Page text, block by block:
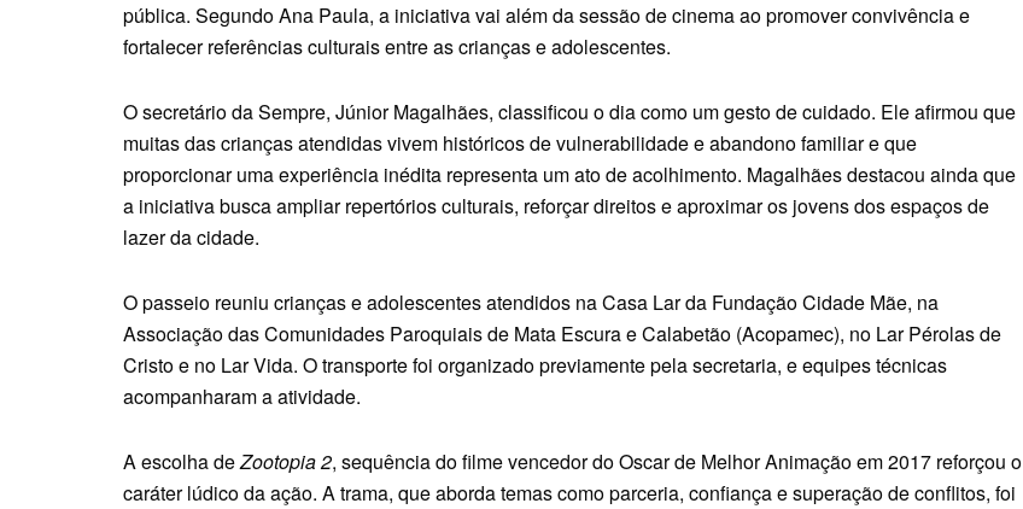
pública. Segundo Ana Paula, a iniciativa vai além da sessão de cinema ao promover convivência e
fortalecer referências culturais entre as crianças e adolescentes.
O secretário da Sempre, Júnior Magalhães, classificou o dia como um gesto de cuidado. Ele afirmou que
muitas das crianças atendidas vivem históricos de vulnerabilidade e abandono familiar e que
proporcionar uma experiência inédita representa um ato de acolhimento. Magalhães destacou ainda que
a iniciativa busca ampliar repertórios culturais, reforçar direitos e aproximar os jovens dos espaços de
lazer da cidade.
O passeio reuniu crianças e adolescentes atendidos na Casa Lar da Fundação Cidade Mãe, na
Associação das Comunidades Paroquiais de Mata Escura e Calabetão (Acopamec), no Lar Pérolas de
Cristo e no Lar Vida. O transporte foi organizado previamente pela secretaria, e equipes técnicas
acompanharam a atividade.
A escolha deZootopia 2, sequência do filme vencedor do Oscar de Melhor Animação em 2017 reforçou o
caráter lúdico da ação. A trama, que aborda temas como parceria, confiança e superação de conflitos, foi